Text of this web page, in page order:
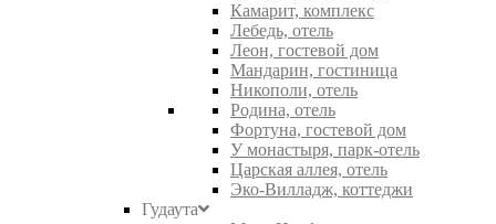
Камарит, комплекс
Лебедь, отель
Леон, гостевой дом
Мандарин, гостиница
Никополи, отель
Родина, отель
Фортуна, гостевой дом
У монастыря, парк-отель
Царская аллея, отель
Эко-Вилладж, коттеджи
Гудаута